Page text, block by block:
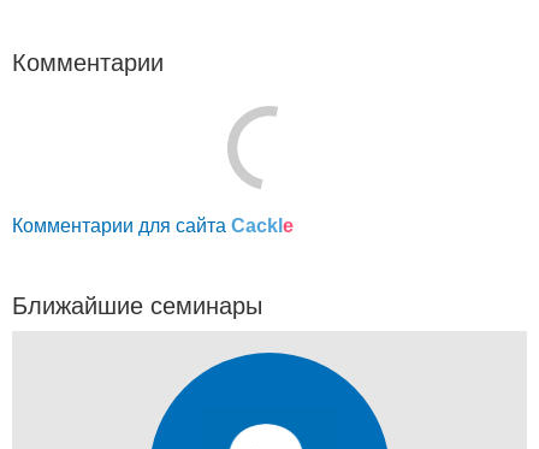
Комментарии
Комментарии для сайта Cackl e
Ближайшие семинары